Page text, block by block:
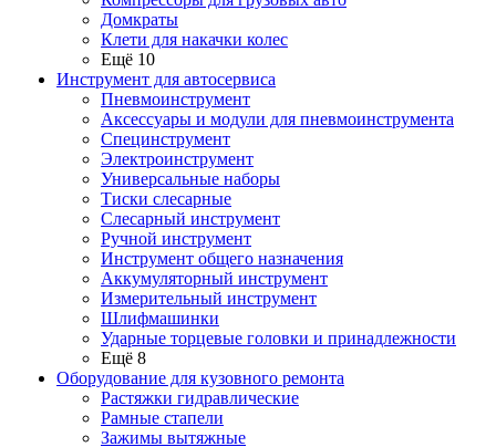
Домкраты
Клети для накачки колес
Ещё 10
Инструмент для автосервиса
Пневмоинструмент
Аксессуары и модули для пневмоинструмента
Специнструмент
Электроинструмент
Универсальные наборы
Тиски слесарные
Слесарный инструмент
Ручной инструмент
Инструмент общего назначения
Аккумуляторный инструмент
Измерительный инструмент
Шлифмашинки
Ударные торцевые головки и принадлежности
Ещё 8
Оборудование для кузовного ремонта
Растяжки гидравлические
Рамные стапели
Зажимы вытяжные